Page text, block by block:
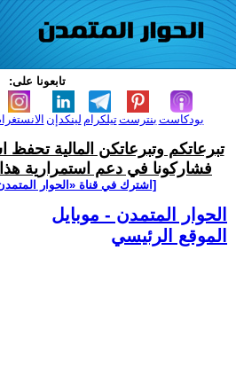
تابعونا على:
لينكدإن تيلكرامبنترست بودكاست
تبرعاتكم وتبرعاتكن المالية تحفظ
فشاركونا في دعم استمرارية هذا
[اشترك في قناة ‫«الحوار
الحوار المتمدن - موبايل
الموقع الرئيسي